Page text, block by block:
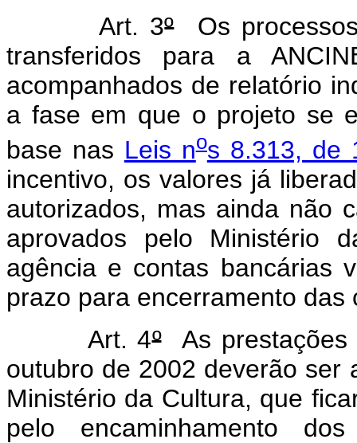
Art. 3ºOs processos
transferidos para a
acompanhados de relatório
a fase em que o projeto se
base nas Leis nos 8.313, de
incentivo, os valores já
autorizados, mas ainda não
aprovados pelo Ministério
agência e contas bancárias
prazo para encerramento das
Art. 4ºAs prestações
outubro de 2002 deverão ser
Ministério da Cultura, que
pelo encaminhamento